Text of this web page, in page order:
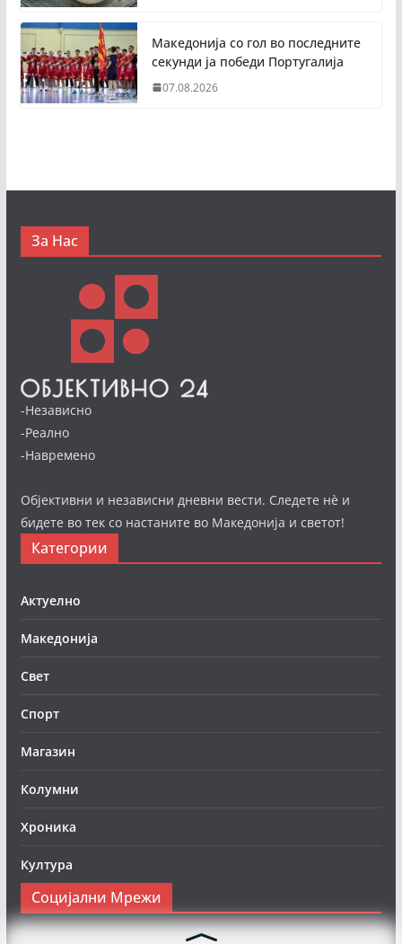
Македонија со гол во последните
секунди ја победи Португалија
07.08.2026
За Нас
-Независно
-Реално
-Навремено
Објективни и независни дневни вести. Следете нè и
бидете во тек со настаните во Македонија и светот!
Категории
Актуелно
Македонија
Свет
Спорт
Магазин
Колумни
Хроника
Култура
Социјални Мрежи